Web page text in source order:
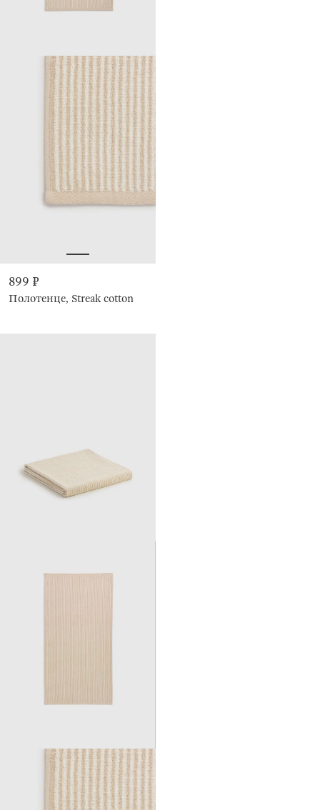
899 ₽
Полотенце, Streak cotton